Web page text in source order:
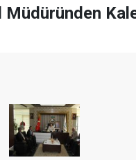
Müdüründen